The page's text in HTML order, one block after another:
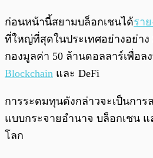
ก่อนหน้านี้สยามบล็อกเชนได้รา
ที่ใหญ่ที่สุดในประเทศอย่างอย่าง
กองมูลค่า 50 ล้านดอลลาร์เพื่อ
Blockchain และ DeFi
การระดมทุนดังกล่าวจะเป็นการ
แบบกระจายอำนาจ บล็อกเชน
โลก